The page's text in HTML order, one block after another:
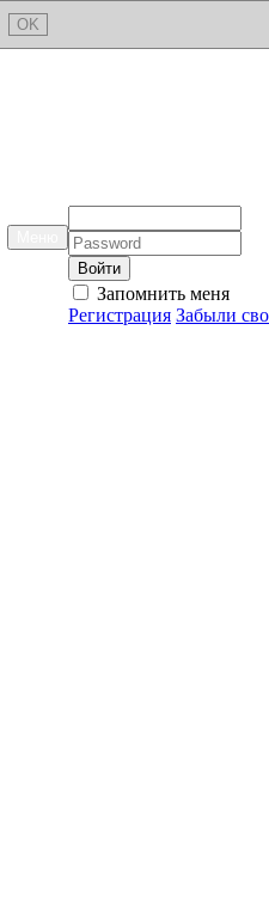
OK
Пароль:
Запомнить меня
Регистрация Забыли